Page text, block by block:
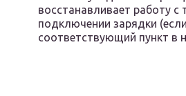
восстанавливает работу с
подключении зарядки
соответствующий пункт в